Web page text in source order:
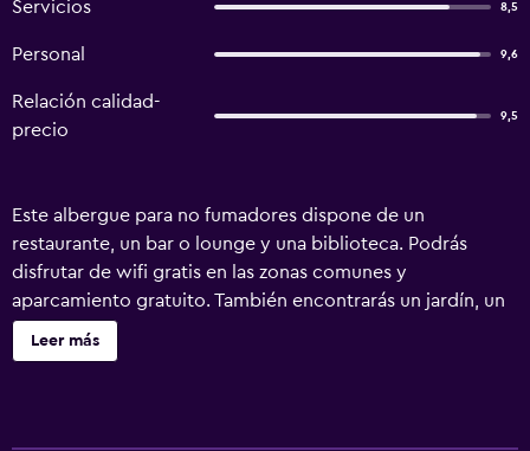
Servicios 8,5
Personal 9,6
Relación calidad-
precio
9,5
Este albergue para no fumadores dispone de un
restaurante, un bar o lounge y una biblioteca. Podrás
disfrutar de wifi gratis en las zonas comunes y
aparcamiento gratuito. También encontrarás un jardín, un
área de pícnic y televisión en una zona común. Se incluye
un servicio de limpieza limitado. YHA Streatley - Hostel
Leer más